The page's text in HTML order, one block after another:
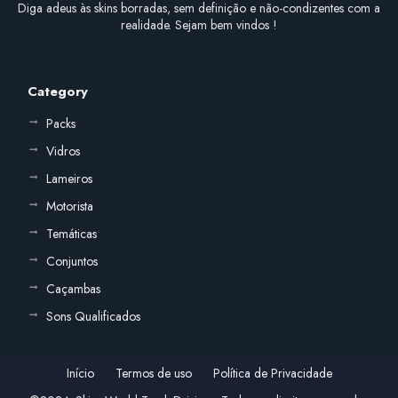
Diga adeus às skins borradas, sem definição e não-condizentes com a
realidade. Sejam bem vindos !
Category
Packs
Vidros
Lameiros
Motorista
Temáticas
Conjuntos
Caçambas
Sons Qualificados
Início Termos de uso
Política de Privacidade